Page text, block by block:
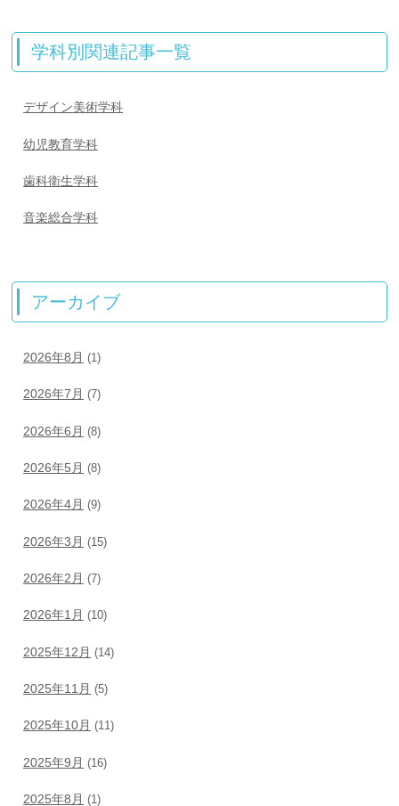
学科別関連記事一覧
デザイン美術学科
幼児教育学科
歯科衛生学科
音楽総合学科
アーカイブ
2026年8月 (1)
2026年7月 (7)
2026年6月 (8)
2026年5月 (8)
2026年4月 (9)
2026年3月 (15)
2026年2月 (7)
2026年1月 (10)
2025年12月 (14)
2025年11月 (5)
2025年10月 (11)
2025年9月 (16)
2025年8月 (1)